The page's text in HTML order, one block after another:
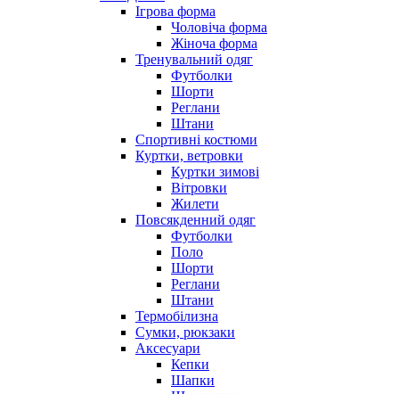
Ігрова форма
Чоловіча форма
Жіноча форма
Тренувальний одяг
Футболки
Шорти
Реглани
Штани
Спортивні костюми
Куртки, ветровки
Куртки зимові
Вітровки
Жилети
Повсякденний одяг
Футболки
Поло
Шорти
Реглани
Штани
Термобілизна
Сумки, рюкзаки
Аксесуари
Кепки
Шапки